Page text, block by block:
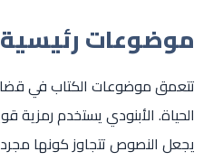
موضوعات
تتعمق موضوعات الكتاب في
الحياة. الأبنودي يستخدم
يجعل النصوص تتجاوز كونها